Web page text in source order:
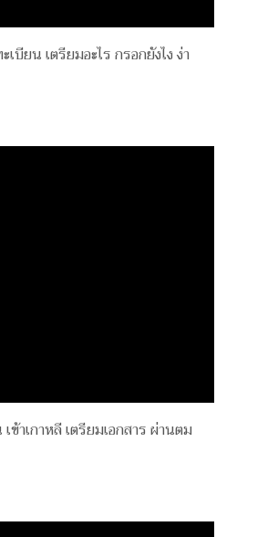
เบียน เตรียมอะไร กรอกยังไง ง่า
ข้าเกาหลี เตรียมเอกสาร ผ่านตม